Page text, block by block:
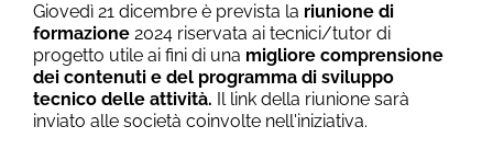
Giovedì 21 dicembre è prevista la riunione di
formazione 2024 riservata ai tecnici/tutor di
progetto utile ai fini di una migliore comprensione
dei contenuti e del programma di sviluppo
tecnico delle attività. Il link della riunione sarà
inviato alle società coinvolte nell'iniziativa.